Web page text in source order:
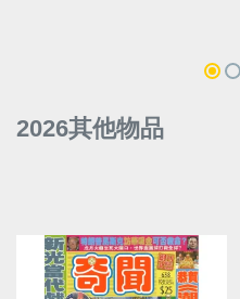
2026其他物品